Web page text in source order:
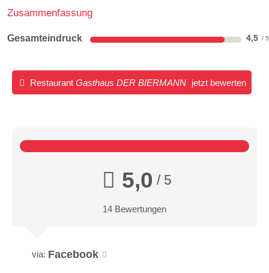
Zusammenfassung
Gesamteindruck 4,5
Restaurant Gasthaus DER BIERMANN jetzt bewerten
5,0 / 5
14 Bewertungen
via: Facebook